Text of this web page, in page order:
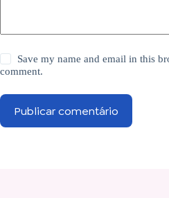
Save my name and email in this
comment.
Publicar comentário